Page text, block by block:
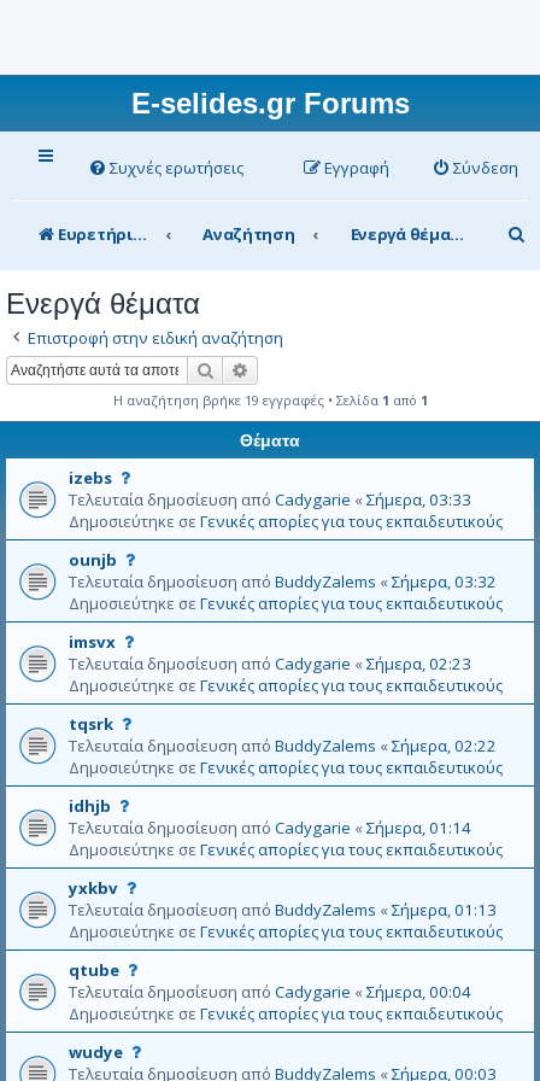
E-selides.gr Forums
Συχνές ερωτήσεις Σύνδεση
Εγγραφή
Ευρετήριο Δ. Συζήτησης Αναζήτηση Ενεργά θέματα
ν
Ενεργά θέματα
Επιστροφή στην ειδική αναζήτηση
Αναζήτηση
Η αναζήτηση βρήκε 19 εγγραφές • Σελίδα 1 από 1
Θέματα
izebs
υ
τ
ό
ο
θ
έ
α
δ
ε
γ
ρ
ί
θ
κ
ε
Τελευταία δημοσίευση από Cadygarie «Σήμερα, 03:33
Δημοσιεύτηκε σε Γενικές απορίες για τους εκπαιδευτικούς
ounjb
υ
τ
ό
ο
θ
έ
α
δ
ν
γ
ρ
ί
θ
κ
ε
Τελευταία δημοσίευση από BuddyZalems «Σήμερα, 03:32
Δημοσιεύτηκε σε Γενικές απορίες για τους εκπαιδευτικούς
imsvx
υ
τ
ό
ο
θ
έ
α
δ
γ
ρ
ί
θ
η
κ
Τελευταία δημοσίευση από Cadygarie «Σήμερα, 02:23
Δημοσιεύτηκε σε Γενικές απορίες για τους εκπαιδευτικούς
tqsrk
υ
τ
ό
ο
θ
έ
α
δ
γ
κ
ρ
Τελευταία δημοσίευση από BuddyZalems «Σήμερα, 02:22
Δημοσιεύτηκε σε Γενικές απορίες για τους εκπαιδευτικούς
idhjb
υ
τ
ό
τ
ο
θ
έ
α
δ
ε
Τελευταία δημοσίευση από Cadygarie «Σήμερα, 01:14
Δημοσιεύτηκε σε Γενικές απορίες για τους εκπαιδευτικούς
yxkbv
υ
τ
ό
ο
θ
έ
Τελευταία δημοσίευση από BuddyZalems «Σήμερα, 01:13
Δημοσιεύτηκε σε Γενικές απορίες για τους εκπαιδευτικούς
qtube
υ
τ
ό
Τελευταία δημοσίευση από Cadygarie «Σήμερα, 00:04
Δημοσιεύτηκε σε Γενικές απορίες για τους εκπαιδευτικούς
wudye
υ
Τελευταία δημοσίευση από BuddyZalems «Σήμερα, 00:03